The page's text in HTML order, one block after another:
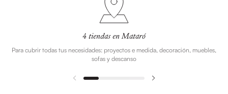
4 tiendas en Mataró
Para cubrir todas tus necesidades: proyectos e medida, decoración, muebles,
sofas y descanso